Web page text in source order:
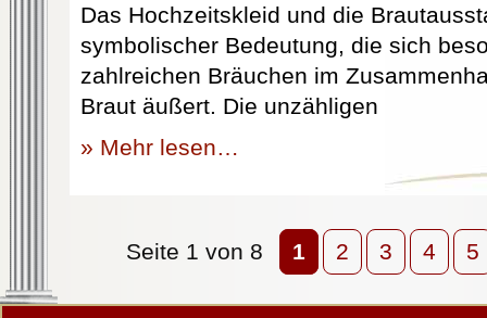
Das Hochzeitskleid und die
symbolischer Bedeutung, die sich
zahlreichen Bräuchen im
Braut äußert. Die unzähligen
» Mehr lesen…
Seite 1 von 8 1 2 3 4 5